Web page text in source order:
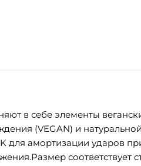
в себе элементы
(VEGAN) и
для амортизации ударов
соответствует